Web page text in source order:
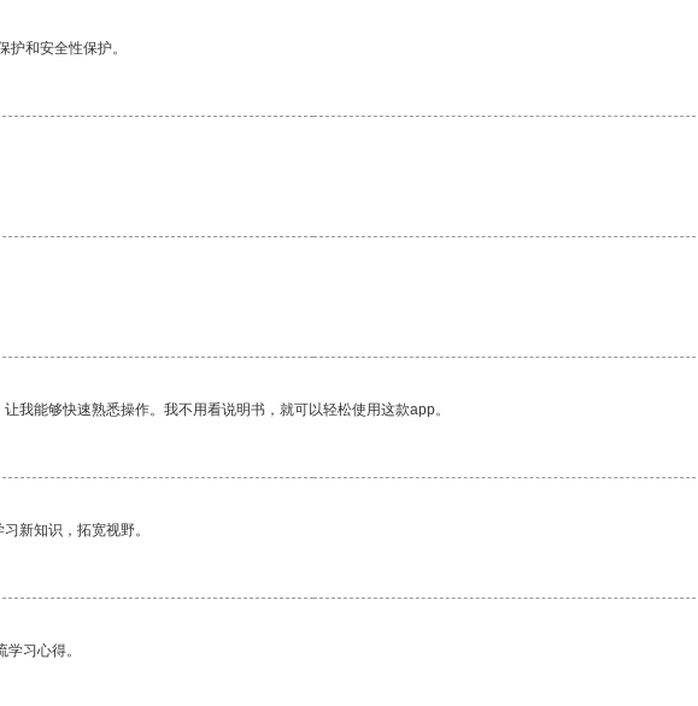
和安全性保护。
我能够快速熟悉操作。我不用看说明书，就可以轻松使用这款app。
新知识，拓宽视野。
习心得。